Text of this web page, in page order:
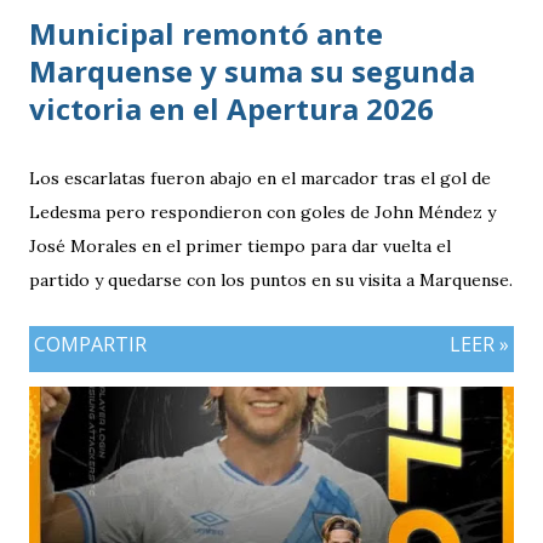
Municipal remontó ante
Marquense y suma su segunda
victoria en el Apertura 2026
Los escarlatas fueron abajo en el marcador tras el gol de
Ledesma pero respondieron con goles de John Méndez y
José Morales en el primer tiempo para dar vuelta el
partido y quedarse con los puntos en su visita a Marquense.
COMPARTIR LEER »